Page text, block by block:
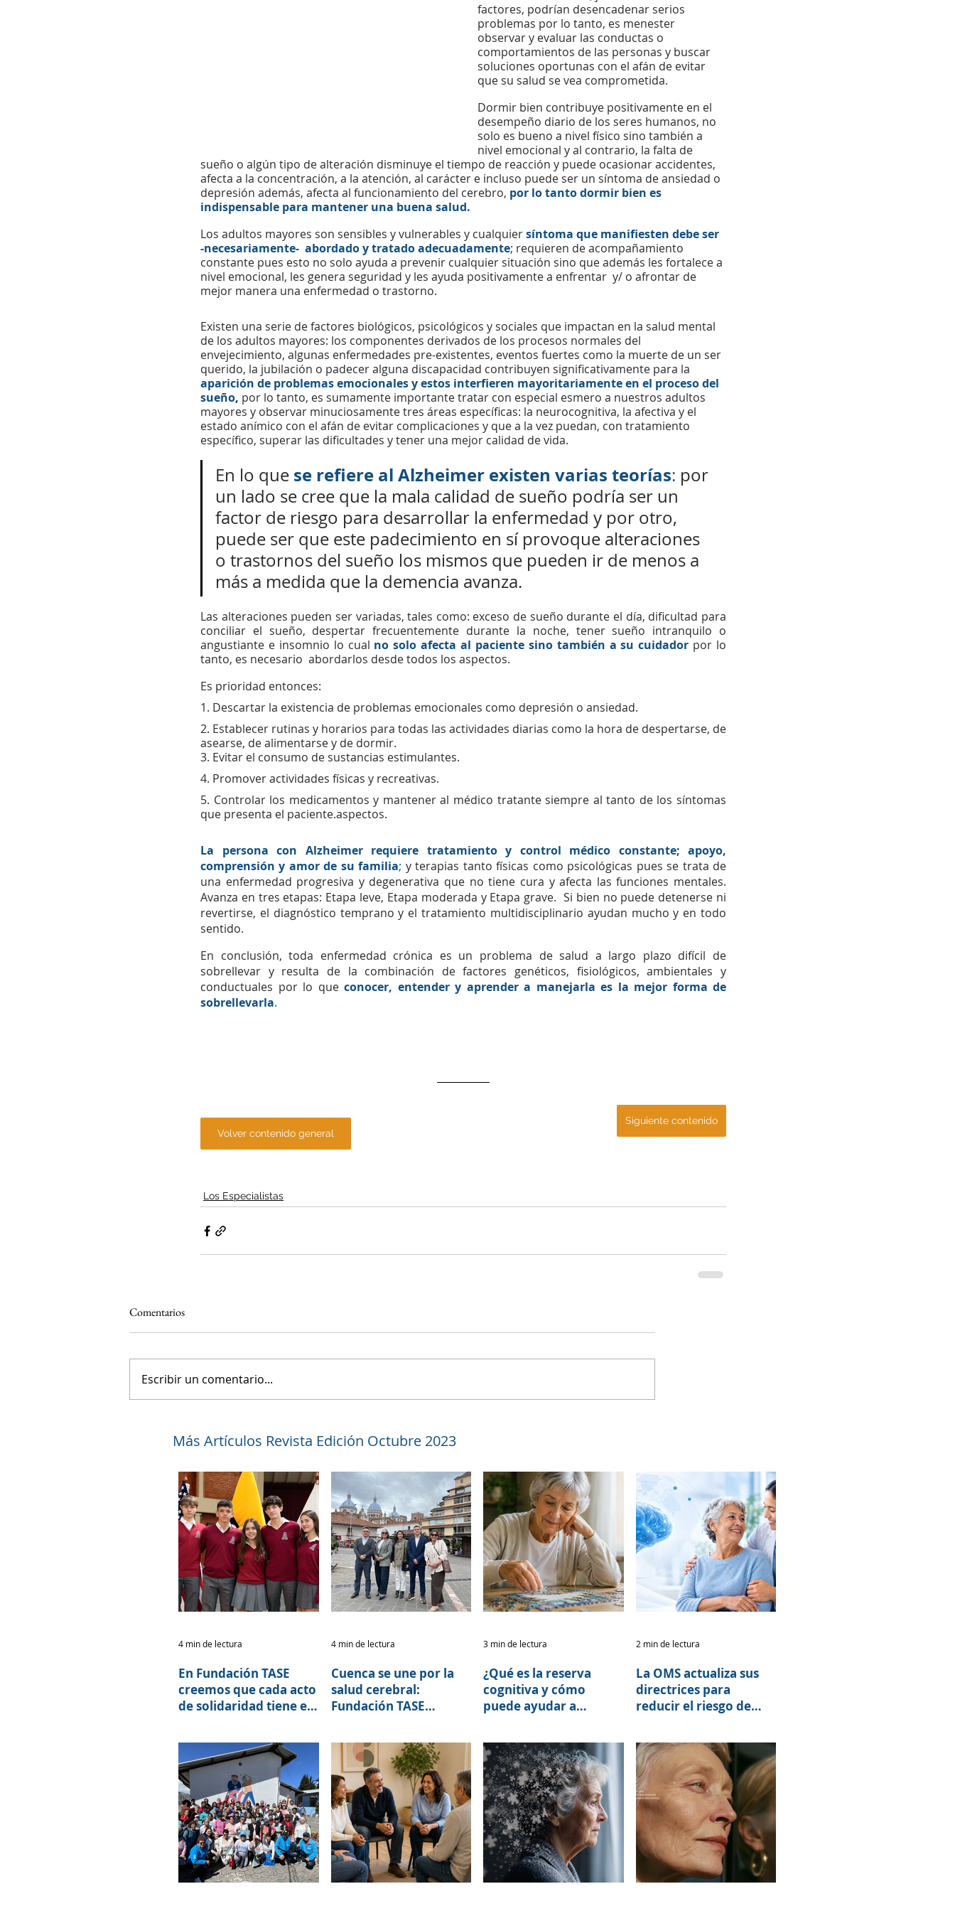
factores, podrían desencadenar serios
problemas por lo tanto, es menester
observar y evaluar las conductas o
comportamientos de las personas y buscar
soluciones oportunas con el afán de evitar
que su salud se vea comprometida.
Dormir bien contribuye positivamente en el
desempeño diario de los seres humanos, no
solo es bueno a nivel físico sino también a
nivel emocional y al contrario, la falta de
sueño o algún tipo de alteración disminuye el tiempo de reacción y puede ocasionar accidentes,
afecta a la concentración, a la atención, al carácter e incluso puede ser un síntoma de ansiedad o
depresión además, afecta al funcionamiento del cerebro, por lo tanto dormir bien es
indispensable para mantener una buena salud.
Los adultos mayores son sensibles y vulnerables y cualquier síntoma que manifiesten debe ser
-necesariamente-  abordado y tratado adecuadamente; requieren de acompañamiento
constante pues esto no solo ayuda a prevenir cualquier situación sino que además les fortalece a
nivel emocional, les genera seguridad y les ayuda positivamente a enfrentar  y/ o afrontar de
mejor manera una enfermedad o trastorno.
Existen una serie de factores biológicos, psicológicos y sociales que impactan en la salud mental
de los adultos mayores: los componentes derivados de los procesos normales del
envejecimiento, algunas enfermedades pre-existentes, eventos fuertes como la muerte de un ser
querido, la jubilación o padecer alguna discapacidad contribuyen significativamente para la
aparición de problemas emocionales y estos interfieren mayoritariamente en el proceso del
sueño, por lo tanto, es sumamente importante tratar con especial esmero a nuestros adultos
mayores y observar minuciosamente tres áreas específicas: la neurocognitiva, la afectiva y el
estado anímico con el afán de evitar complicaciones y que a la vez puedan, con tratamiento
específico, superar las dificultades y tener una mejor calidad de vida.
En lo que se refiere al Alzheimer existen varias teorías: por
un lado se cree que la mala calidad de sueño podría ser un
factor de riesgo para desarrollar la enfermedad y por otro,
puede ser que este padecimiento en sí provoque alteraciones
o trastornos del sueño los mismos que pueden ir de menos a
más a medida que la demencia avanza.
Las alteraciones pueden ser variadas, tales como: exceso de sueño durante el día, dificultad para
conciliar el sueño, despertar frecuentemente durante la noche, tener sueño intranquilo o
angustiante e insomnio lo cual no solo afecta al paciente sino también a su cuidador por lo
tanto, es necesario  abordarlos desde todos los aspectos.
Es prioridad entonces:
1. Descartar la existencia de problemas emocionales como depresión o ansiedad.
2. Establecer rutinas y horarios para todas las actividades diarias como la hora de despertarse, de
asearse, de alimentarse y de dormir.
3. Evitar el consumo de sustancias estimulantes.
4. Promover actividades físicas y recreativas.
5. Controlar los medicamentos y mantener al médico tratante siempre al tanto de los síntomas
que presenta el paciente.aspectos.
La persona con Alzheimer requiere tratamiento y control médico constante; apoyo,
comprensión y amor de su familia; y terapias tanto físicas como psicológicas pues se trata de
una enfermedad progresiva y degenerativa que no tiene cura y afecta las funciones mentales.
Avanza en tres etapas: Etapa leve, Etapa moderada y Etapa grave.  Si bien no puede detenerse ni
revertirse, el diagnóstico temprano y el tratamiento multidisciplinario ayudan mucho y en todo
sentido.
En conclusión, toda enfermedad crónica es un problema de salud a largo plazo difícil de
sobrellevar y resulta de la combinación de factores genéticos, fisiológicos, ambientales y
conductuales por lo que conocer, entender y aprender a manejarla es la mejor forma de
sobrellevarla.
Siguiente contenido
Volver contenido general
Los Especialistas
Comentarios
Escribir un comentario...
Más Artículos Revista Edición Octubre 2023
En Fundación TASE
creemos que cada acto
de solidaridad tiene el
vidas.
4 min de lectura
Cuenca se une por la
salud cerebral:
Fundación TASE
la Caminata por el
Alzheimer 2026
4 min de lectura
¿Qué es la reserva
cognitiva y cómo
puede ayudar a
del Alzheimer?
3 min de lectura
La OMS actualiza sus
directrices para
reducir el riesgo de
demencia
2 min de lectura